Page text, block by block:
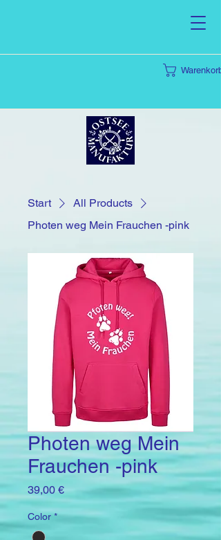
Warenkorb
Start
All Products
Photen weg Mein Frauchen -pink
Photen weg Mein
Frauchen -pink
39,00 €Preis
Color *